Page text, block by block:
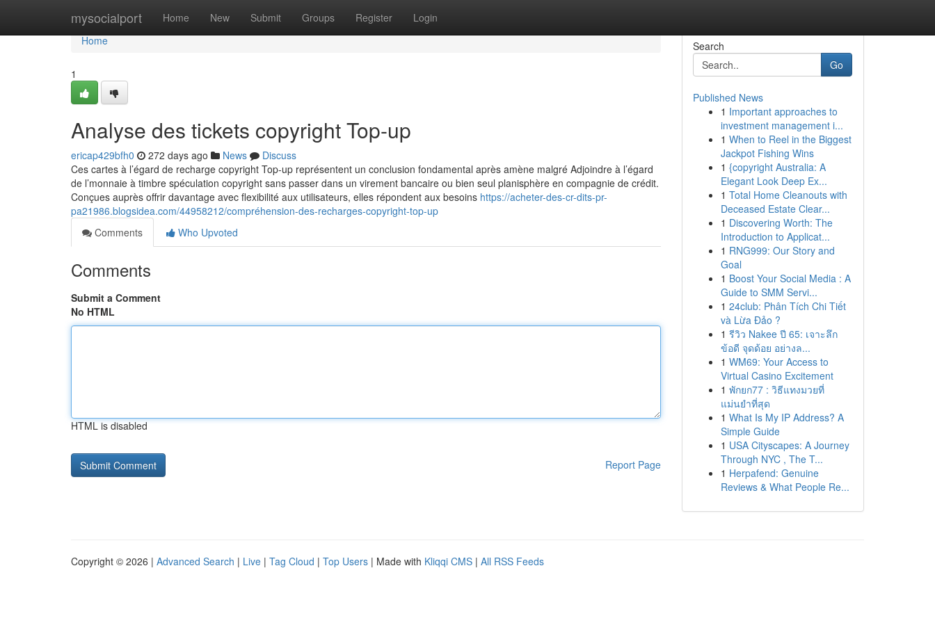
mysocialport Home New Submit Groups Register Login
Home
Home
1
Analyse des tickets copyright Top-up
ericap429bfh0 272 days ago News
Discuss
Ces cartes à l’égard de recharge copyright Top-up représentent un conclusion fondamental après amène malgré Adjoindre à l’égard
de l’monnaie à timbre spéculation copyright sans passer dans un virement bancaire ou bien seul planisphère en compagnie de crédit.
Conçues auprès offrir davantage avec flexibilité aux utilisateurs, elles répondent aux besoins https://acheter-des-cr-dits-pr-
pa21986.blogsidea.com/44958212/compréhension-des-recharges-copyright-top-up
Comments
Who Upvoted
Comments
Submit a Comment
No HTML
HTML is disabled
Report Page
Search
Go
Published News
1 Important approaches to
investment management i...
1 When to Reel in the Biggest
Jackpot Fishing Wins
1 {copyright Australia: A
Elegant Look Deep Ex...
1 Total Home Cleanouts with
Deceased Estate Clear...
1 Discovering Worth: The
Introduction to Applicat...
1 RNG999: Our Story and
Goal
1 Boost Your Social Media : A
Guide to SMM Servi...
1 24club: Phân Tích Chi Tiết
và Lừa Đảo ?
1 รีวิว Nakee ปี 65: เจาะลึก
ข้อดี จุดด้อย อย่างล...
1 WM69: Your Access to
Virtual Casino Excitement
1 พักยก77 : วิธีแทงมวยที่
แม่นยำที่สุด
1 What Is My IP Address? A
Simple Guide
1 USA Cityscapes: A Journey
Through NYC , The T...
1 Herpafend: Genuine
Reviews & What People Re...
Copyright © 2026 | Advanced Search | Live | Tag Cloud | Top Users | Made with Kliqqi CMS | All RSS Feeds